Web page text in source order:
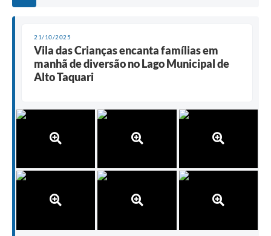
21/10/2025
Vila das Crianças encanta famílias em
manhã de diversão no Lago Municipal de
Alto Taquari